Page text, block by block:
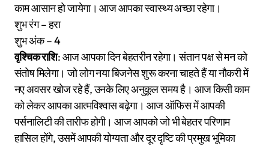
काम आसान हो जायेगा। आज आपका स्वास्थ्य अच्छा रहेगा।
शुभ रंग – हरा
शुभ अंक – 4
वृश्चिक राशि: आज आपका दिन बेहतरीन रहेगा। संतान पक्ष से मन को
संतोष मिलेगा। जो लोग नया बिजनेस शुरू करना चाहते हैं या नौकरी में
नए अवसर खोज रहे हैं, उनके लिए अनुकूल समय है। आज किसी काम
को लेकर आपका आत्मविश्वास बढ़ेगा। आज ऑफिस में आपकी
पर्सनालिटी की तारीफ होगी। आज आपको जो भी बेहतर परिणाम
हासिल होंगे, उसमें आपकी योग्यता और दूर दृष्टि की प्रमुख भूमिका